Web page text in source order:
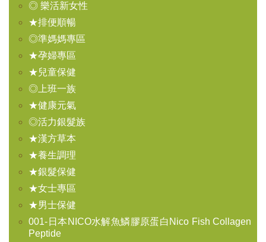
◎ 樂活新女性
★排便順暢
◎準媽媽專區
★孕婦專區
★兒童保健
◎上班一族
★健康元氣
◎活力銀髮族
★漢方草本
★養生調理
★銀髮保健
★女士專區
★男士保健
001-日本NICO水解魚鱗膠原蛋白Nico Fish Collagen
Peptide